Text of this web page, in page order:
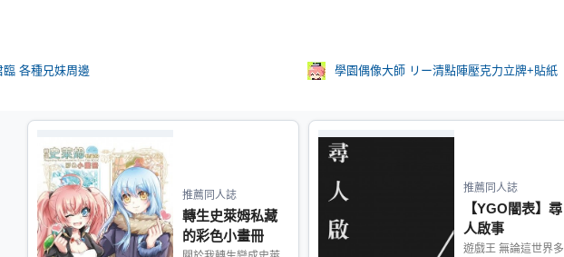
各種兄妹周邊 學園偶像大師 リー清點陣壓克力立牌+貼紙
推薦同人誌
轉生史萊姆私藏
的彩色小畫冊
推薦同人誌
【YGO闇表】尋
人啟事
遊戲王 無論這世界多